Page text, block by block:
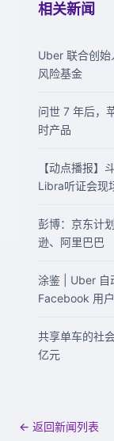
相关新闻
Uber 联合创
风险基金
问世 7 年后，
时产品
【动点播报】
Libra听证会现
彭博：京东计
逊、阿里巴巴
涂鉴 | Uber 自
Facebook 用
共享单车的社
亿元
← 返回新闻列表